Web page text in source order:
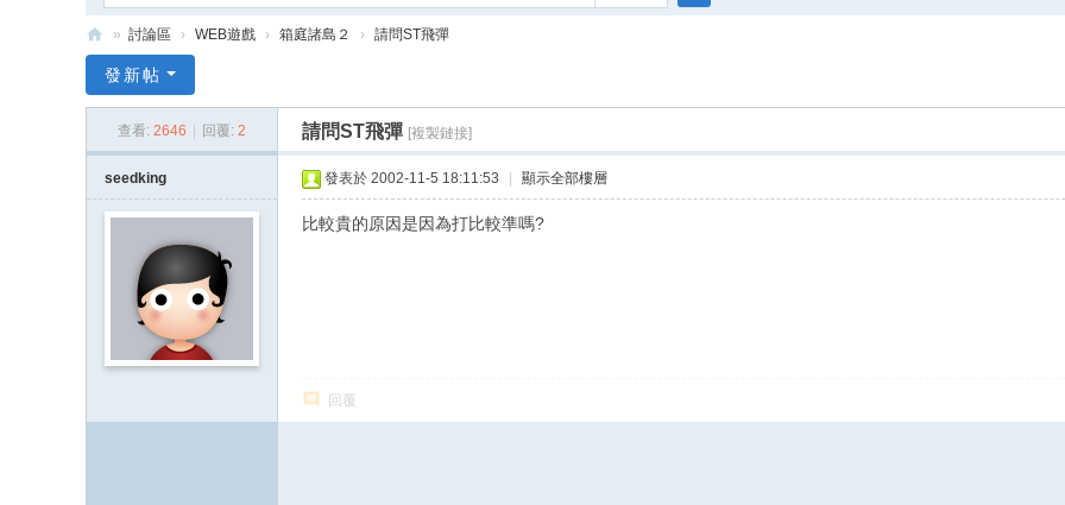
G
» 討論區 › WEB遊戲 › 箱庭諸島２ › 請問ST飛彈
發新帖
查看: 2646 回覆: 2 請問ST飛彈 [複製鏈接]
seedking 發表於 2002-11-5 18:11:53 顯示全部樓層
比較貴的原因是因為打比較準嗎?
回覆